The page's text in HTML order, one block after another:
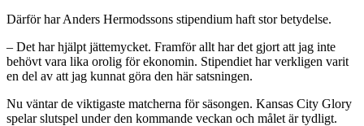
Därför har Anders Hermodssons stipendium haft stor betydelse.
– Det har hjälpt jättemycket. Framför allt har det gjort att jag inte
behövt vara lika orolig för ekonomin. Stipendiet har verkligen varit
en del av att jag kunnat göra den här satsningen.
Nu väntar de viktigaste matcherna för säsongen. Kansas City Glory
spelar slutspel under den kommande veckan och målet är tydligt.